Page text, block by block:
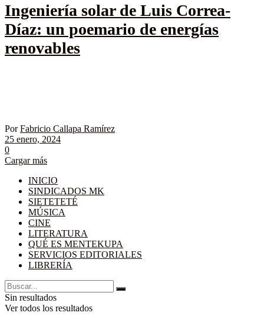
Ingeniería solar de Luis Correa-
Díaz: un poemario de energías
renovables
Por Fabricio Callapa Ramírez
25 enero, 2024
0
Cargar más
INICIO
SINDICADOS MK
SIETETETÉ
MÚSICA
CINE
LITERATURA
QUÉ ES MENTEKUPA
SERVICIOS EDITORIALES
LIBRERÍA
Sin resultados
Ver todos los resultados